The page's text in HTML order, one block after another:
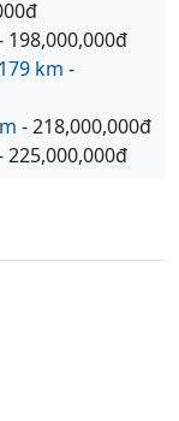
198,000,000đ
km -
- 218,000,000đ
225,000,000đ